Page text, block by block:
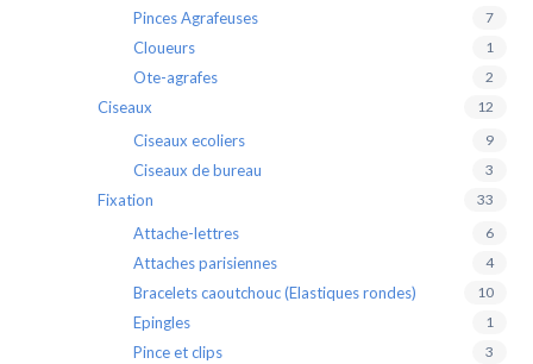
Pinces Agrafeuses 7
Cloueurs 1
Ote-agrafes 2
Ciseaux 12
Ciseaux ecoliers 9
Ciseaux de bureau 3
Fixation 33
Attache-lettres 6
Attaches parisiennes 4
Bracelets caoutchouc (Elastiques rondes) 10
Epingles 1
Pince et clips 3